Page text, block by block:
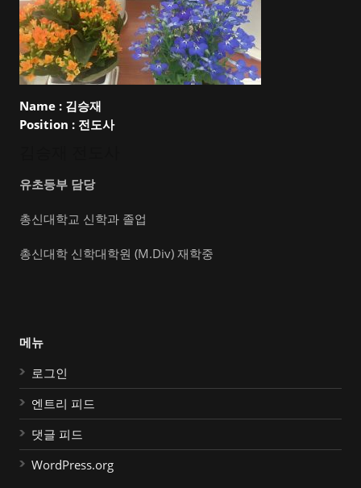
Name : 김승재
Position : 전도사
유초등부 담당
총신대학교 신학과 졸업
총신대학 신학대학원 (M.Div) 재학중
메뉴
로그인
엔트리 피드
댓글 피드
WordPress.org